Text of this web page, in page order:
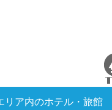
リア内のホテル・旅館